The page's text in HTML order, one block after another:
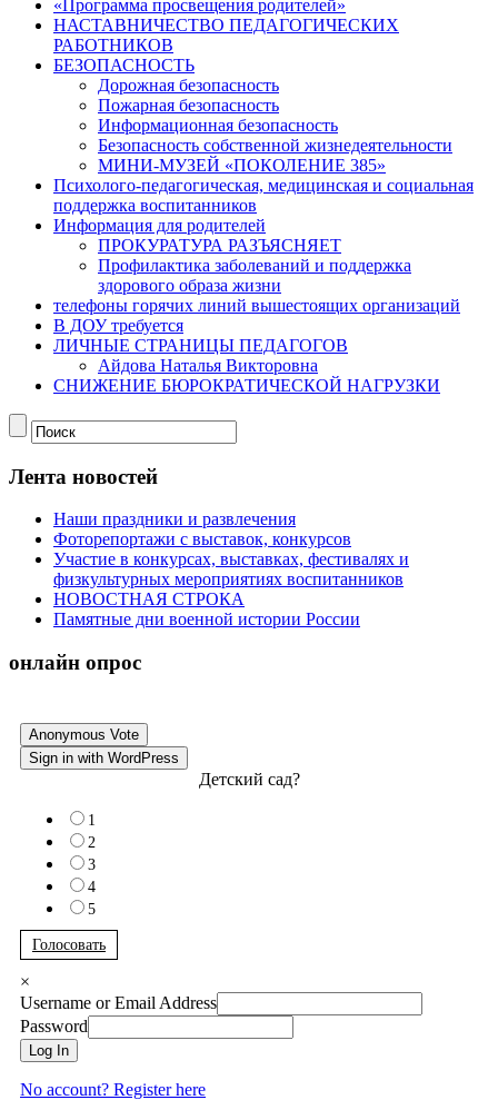
«Программа просвещения родителей»
НАСТАВНИЧЕСТВО ПЕДАГОГИЧЕСКИХ
РАБОТНИКОВ
БЕЗОПАСНОСТЬ
Дорожная безопасность
Пожарная безопасность
Информационная безопасность
Безопасность собственной жизнедеятельности
МИНИ-МУЗЕЙ «ПОКОЛЕНИЕ 385»
Психолого-педагогическая, медицинская и социальная
поддержка воспитанников
Информация для родителей
ПРОКУРАТУРА РАЗЪЯСНЯЕТ
Профилактика заболеваний и поддержка
здорового образа жизни
телефоны горячих линий вышестоящих организаций
В ДОУ требуется
ЛИЧНЫЕ СТРАНИЦЫ ПЕДАГОГОВ
Айдова Наталья Викторовна
СНИЖЕНИЕ БЮРОКРАТИЧЕСКОЙ НАГРУЗКИ
Лента новостей
Наши праздники и развлечения
Фоторепортажи с выставок, конкурсов
Участие в конкурсах, выставках, фестивалях и
физкультурных мероприятиях воспитанников
НОВОСТНАЯ СТРОКА
Памятные дни военной истории России
онлайн опрос
Anonymous Vote
Sign in with WordPress
Детский сад?
1
2
3
4
5
Голосовать
×
Username or Email Address
Password
Log In
No account? Register here